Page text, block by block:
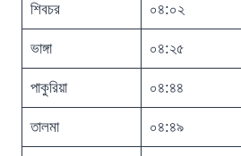
শিবচর ০৪:০২
ভাঙ্গা ০৪:২৫
পাকুরিয়া ০৪:৪৪
তালমা ০৪:৪৯